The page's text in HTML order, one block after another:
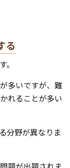
る
多いですが、難
れることが多い
分野が異なりま